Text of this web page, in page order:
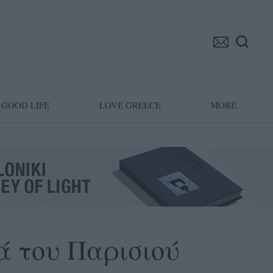
GOOD LIFE LOVE GREECE MORE
του Παρισιού